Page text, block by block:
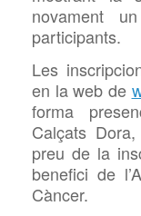
novament
participants.
Les
en la web de
forma
Calçats
preu de la
benefici de
Càncer.